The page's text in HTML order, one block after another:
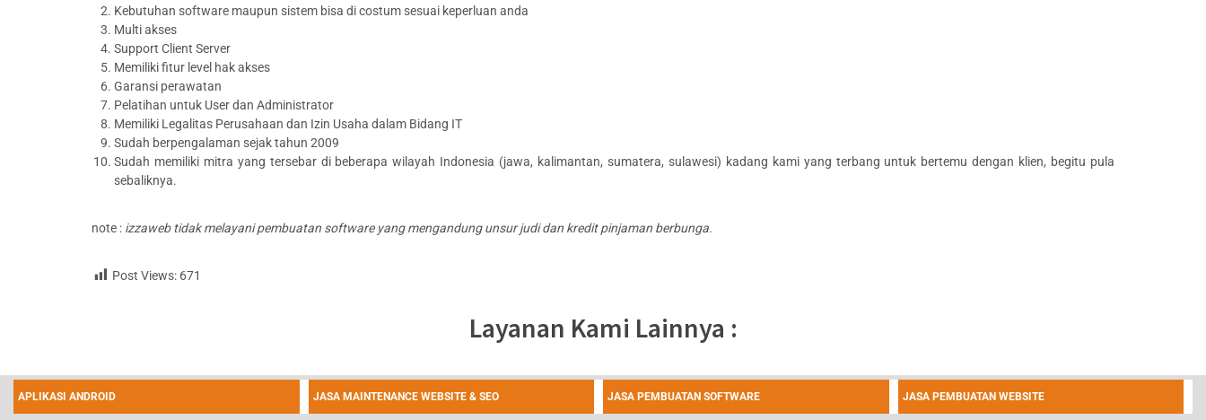
Kebutuhan software maupun sistem bisa di costum sesuai keperluan anda
Multi akses
Support Client Server
Memiliki fitur level hak akses
Garansi perawatan
Pelatihan untuk User dan Administrator
Memiliki Legalitas Perusahaan dan Izin Usaha dalam Bidang IT
Sudah berpengalaman sejak tahun 2009
Sudah memiliki mitra yang tersebar di beberapa wilayah Indonesia (jawa, kalimantan, sumatera, sulawesi) kadang kami yang terbang untuk bertemu dengan klien, begitu pula
sebaliknya.
note : izzaweb tidak melayani pembuatan software yang mengandung unsur judi dan kredit pinjaman berbunga.
Post Views: 671
Layanan Kami Lainnya :
APLIKASI ANDROID JASA MAINTENANCE WEBSITE & SEO JASA PEMBUATAN SOFTWARE JASA PEMBUATAN WEBSITE